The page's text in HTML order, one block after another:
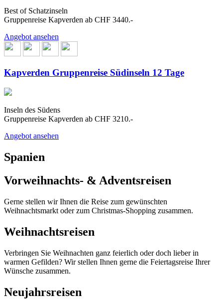
Best of Schatzinseln
Gruppenreise Kapverden ab CHF 3440.-
Angebot ansehen
Kapverden Gruppenreise Südinseln 12 Tage
Inseln des Südens
Gruppenreise Kapverden ab CHF 3210.-
Angebot ansehen
Spanien
Vorweihnachts- & Adventsreisen
Gerne stellen wir Ihnen die Reise zum gewünschten
Weihnachtsmarkt oder zum Christmas-Shopping zusammen.
Weihnachtsreisen
Verbringen Sie Weihnachten ganz feierlich oder doch lieber in
warmen Gefilden? Wir stellen Ihnen gerne die Feiertagsreise Ihrer
Wünsche zusammen.
Neujahrsreisen